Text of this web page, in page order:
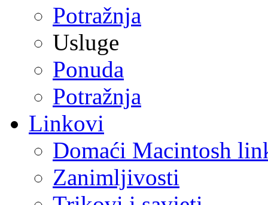
Potražnja
Usluge
Ponuda
Potražnja
Linkovi
Domaći Macintosh
Zanimljivosti